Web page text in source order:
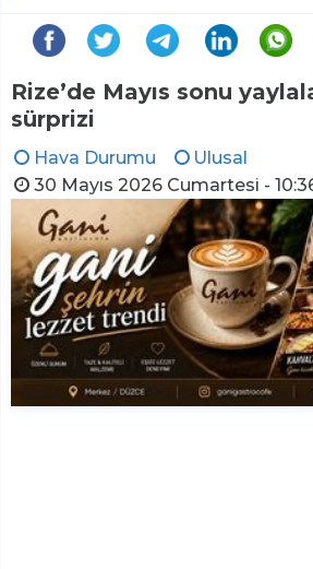
Rize’de Mayıs sonu
sürprizi
Hava Durumu
Ulusal
30 Mayıs 2026 Cumartesi -